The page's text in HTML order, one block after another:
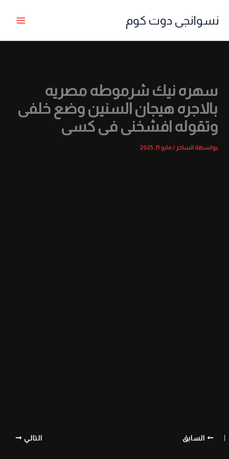
نسوانجى دوت كوم
سهره نيك شرموطه مصريه
بالاجره هيجان السنين وضع خلفى
وتقوله افشخنى فى كسى
بواسطة الساحر/مايو 11, 2025
السابق التالي